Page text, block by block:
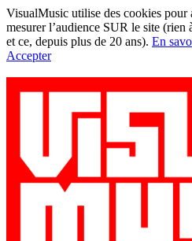
VisualMusic utilise des cookies pour
mesurer l’audience SUR le site (rien
et ce, depuis plus de 20 ans). En
Accepter